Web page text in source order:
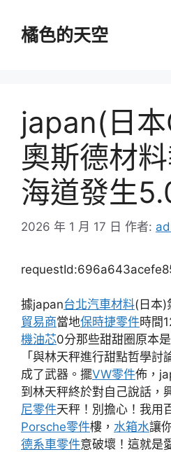
橘色的天空
japan(日本
奧斯德材
海道發生
2026 年 1 月 17 日 作者:
據japan台北汽車材料(日本)
貿易商當地保時捷零件時間
機油芯0分那些甜甜圈原本
「與林天秤進行甜點哲學
成了武器。擺VW零件佈，
到林天秤終於對自己說話，
尼零件天秤！別擔心！我用
Porsche零件樓， 水箱水讓
德系車零件意破壞！這就是